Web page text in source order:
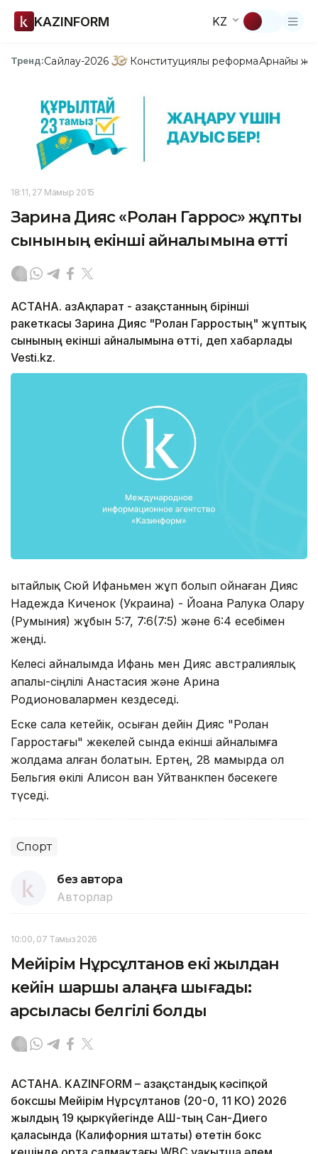
KAZINFORM KZ
Тренд:Сайлау-2026 Конституциялық реформаАрнайы
18:11, 27 Мамыр 2015
Зарина Дияс «Ролан Гаррос» жұптық
сынының екінші айналымына өтті
АСТАНА. ҚазАқпарат - Қазақстанның бірінші
ракеткасы Зарина Дияс "Ролан Гарростың" жұптық
сынының екінші айналымына өтті, деп хабарлады
Vesti.kz.
Қытайлық Сюй Ифаньмен жұп болып ойнаған Дияс
Надежда Киченок (Украина) - Йоана Ралука Олару
(Румыния) жұбын 5:7, 7:6(7:5) және 6:4 есебімен
жеңді.
Келесі айналымда Ифань мен Дияс австралиялық
апалы-сіңлілі Анастасия және Арина
Родионовалармен кездеседі.
Еске сала кетейік, осыған дейін Дияс "Ролан
Гарростағы" жекелей сында екінші айналымға
жолдама алған болатын. Ертең, 28 мамырда ол
Бельгия өкілі Алисон ван Уйтванкпен бәсекеге
түседі.
Спорт
без автора
Авторлар
10:00, 07 Тамыз 2026
Мейірім Нұрсұлтанов екі жылдан
кейін шаршы алаңға шығады:
қарсыласы белгілі болды
АСТАНА. KAZINFORM – Қазақстандық кәсіпқой
боксшы Мейірім Нұрсұлтанов (20-0, 11 КО) 2026
жылдың 19 қыркүйегінде АҚШ-тың Сан-Диего
қаласында (Калифорния штаты) өтетін бокс